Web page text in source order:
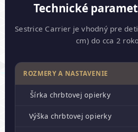
Technické
Sestrice Carrier je vhodný pre
cm) do cca 2
ROZMERY A NASTAVENIE
Šírka chrbtovej opierky
Výška chrbtovej opierky